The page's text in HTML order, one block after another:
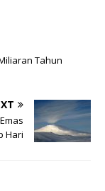
Tahun
Hari